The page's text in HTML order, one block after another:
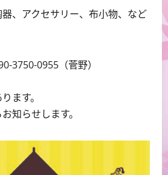
、アクセサリー、布小物、など
3750-0955（菅野）
ます。
知らせします。